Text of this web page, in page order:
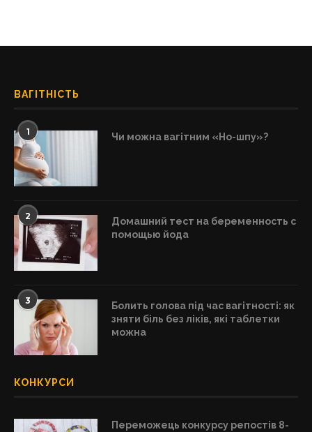
ВАГІТНІСТЬ
1 Чи можна вагітним «Но-шпу»?
2
Домашний тест на беременность с
помощью йода
3
Болить голова під час вагітності: як
зняти біль без ліків, які таблетки
можна
КОНКУРСИ
Переможець конкурсу репостів 8-